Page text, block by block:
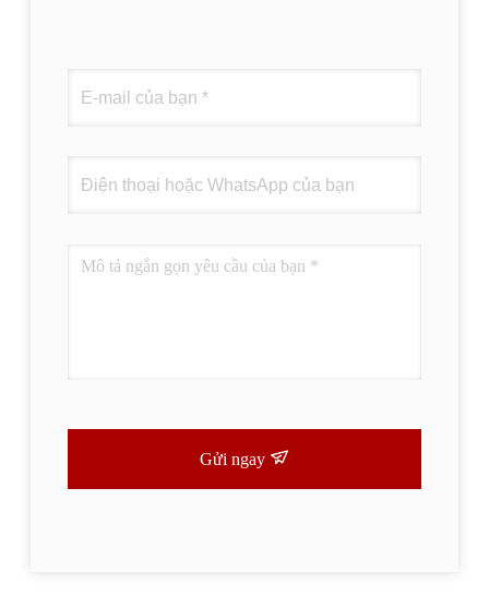
Gửi ngay